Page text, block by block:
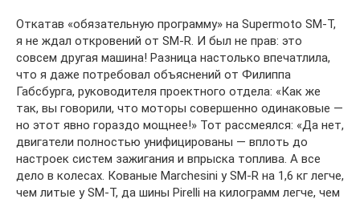
Откатав «обязательную программу» на Supermoto SM-T,
я не ждал откровений от SM-R. И был не прав: это
совсем другая машина! Разница настолько впечатлила,
что я даже потребовал объяснений от Филиппа
Габсбурга, руководителя проектного отдела: «Как же
так, вы говорили, что моторы совершенно одинаковые —
но этот явно гораздо мощнее!» Тот рассмеялся: «Да нет,
двигатели полностью унифицированы — вплоть до
настроек систем зажигания и впрыска топлива. А все
дело в колесах. Кованые Marchesini у SM-R на 1,6 кг легче,
чем литые у SM-T, да шины Pirelli на килограмм легче, чем